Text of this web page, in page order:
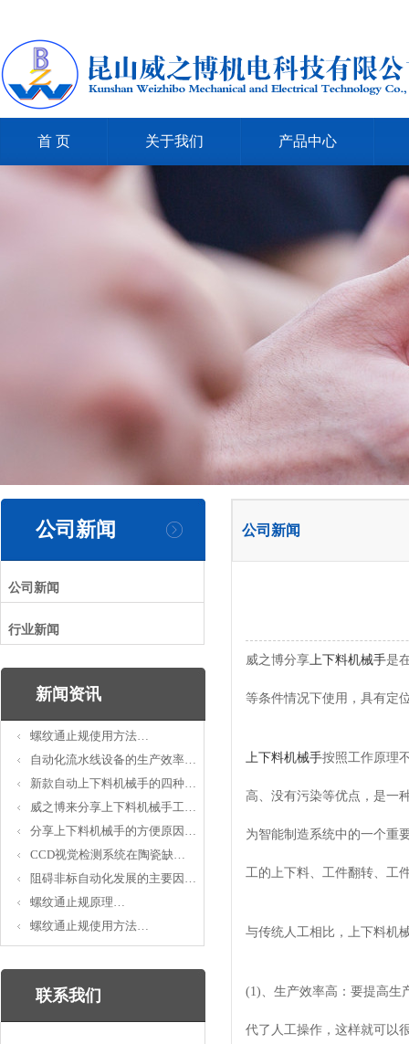
首 页 关于我们 产品中心
公司新闻
公司新闻
行业新闻
新闻资讯
螺纹通止规使用方法…
自动化流水线设备的生产效率…
新款自动上下料机械手的四种…
威之博来分享上下料机械手工…
分享上下料机械手的方便原因…
CCD视觉检测系统在陶瓷缺…
阻碍非标自动化发展的主要因…
螺纹通止规原理…
螺纹通止规使用方法…
联系我们
公司新闻
威之博分享上下料机械手是
等条件情况下使用，具有定
上下料机械手按照工作原理
高、没有污染等优点，是一
为智能制造系统中的一个重
工的上下料、工件翻转、工
与传统人工相比，上下料机
(1)、生产效率高：要提高生
代了人工操作，这样就可以